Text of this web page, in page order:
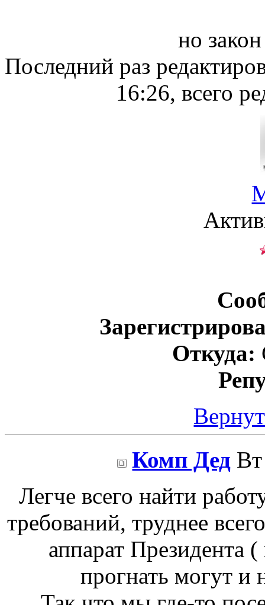
но
Последний раз
16:26, всего
Откуда:
Комп Дед
Легче всего найти
требований, труднее
аппарат Президента
прогнать могут и